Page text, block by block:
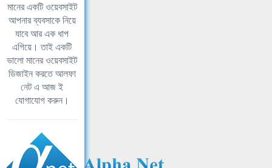
মানের একটি ওয়েবসাইট
আপনার ব্যবসাকে নিয়ে
যাবে আর এক ধাপ
এগিয়ে। তাই একটি
ভালো মানের ওয়েবসাইট
ডিজাইন করতে আলফা
নেট এ আজ ই
যোগাযোগ করুন।